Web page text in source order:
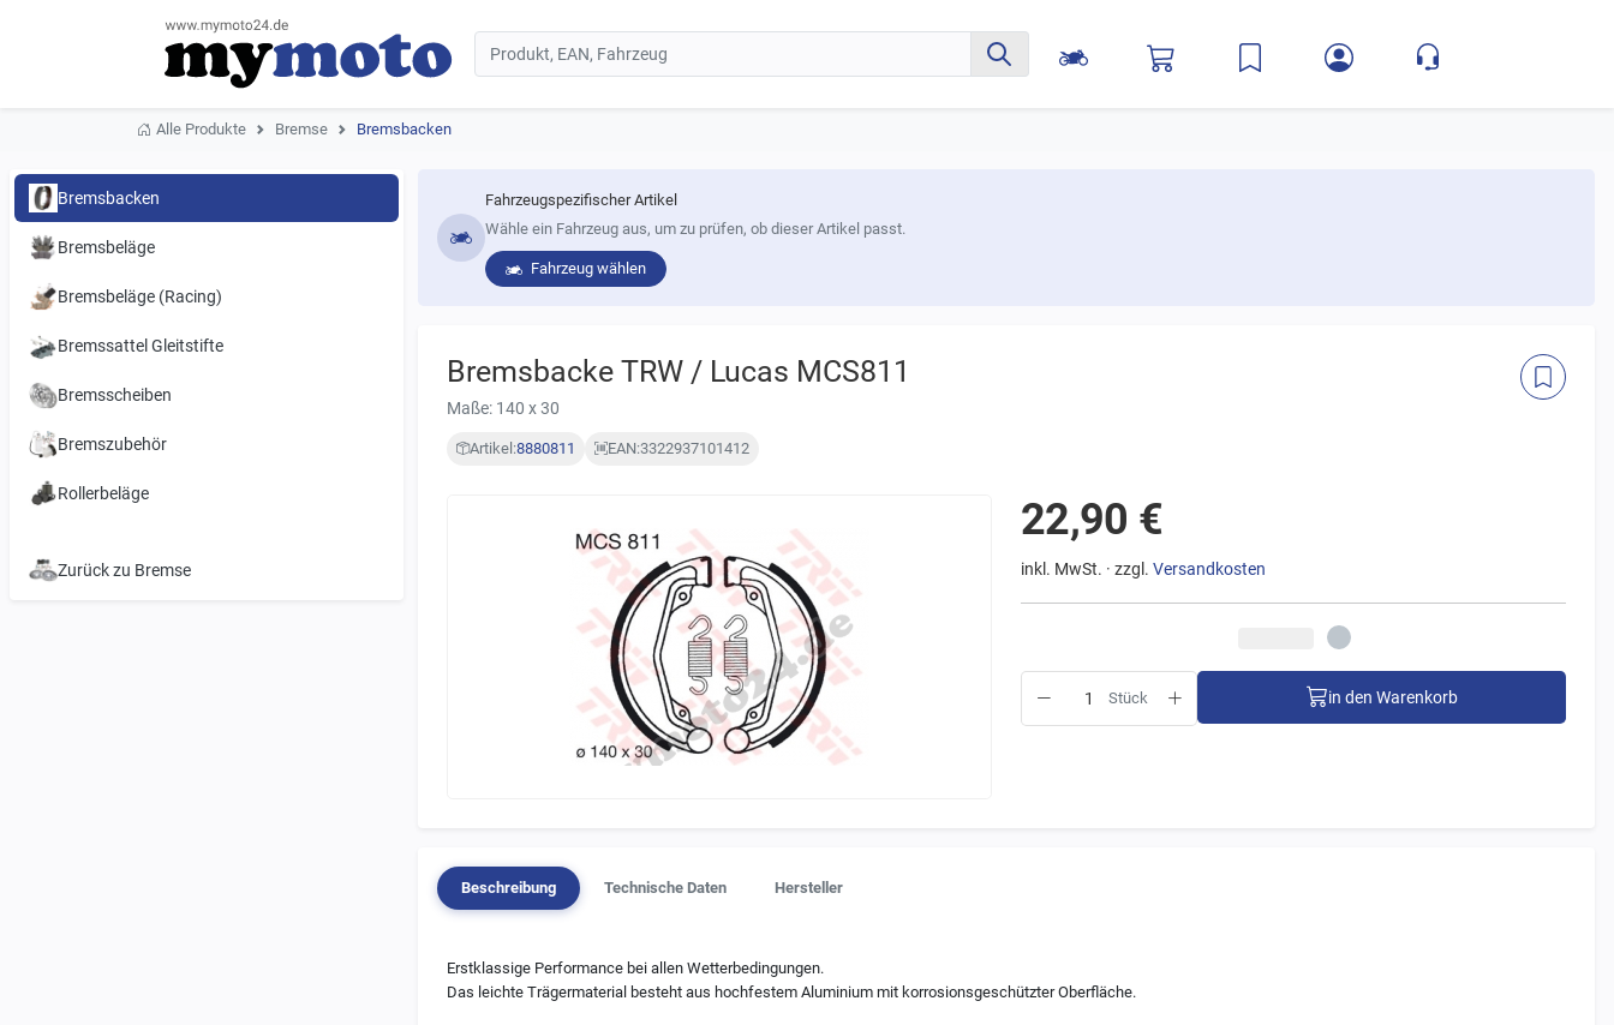
Alle Produkte Bremse Bremsbacken
Bremsbacken
Bremsbeläge
Bremsbeläge (Racing)
Bremssattel Gleitstifte
Bremsscheiben
Bremszubehör
Rollerbeläge
Zurück zu Bremse
Fahrzeugspezifischer Artikel
Wähle ein Fahrzeug aus, um zu prüfen, ob dieser Artikel passt.
Fahrzeug wählen
Bremsbacke TRW / Lucas MCS811
Maße: 140 x 30
Artikel:8880811 EAN:3322937101412
22,90 €
inkl. MwSt. · zzgl. Versandkosten
Stück in den Warenkorb
Beschreibung Technische Daten Hersteller
Erstklassige Performance bei allen Wetterbedingungen.
Das leichte Trägermaterial besteht aus hochfestem Aluminium mit korrosionsgeschützter Oberfläche.